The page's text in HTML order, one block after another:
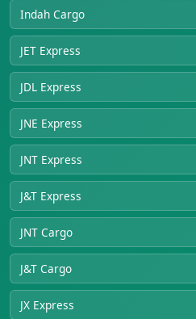
Indah Cargo
JET Express
JDL Express
JNE Express
JNT Express
J&T Express
JNT Cargo
J&T Cargo
JX Express